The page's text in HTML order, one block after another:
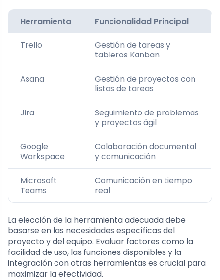
Herramienta Funcionalidad Principal
Trello
Gestión de tareas y
tableros Kanban
Asana
Gestión de proyectos con
listas de tareas
Jira
Seguimiento de problemas
y proyectos ágil
Google
Workspace
Colaboración documental
y comunicación
Microsoft
Teams
Comunicación en tiempo
real
La elección de la herramienta adecuada debe
basarse en las necesidades específicas del
proyecto y del equipo. Evaluar factores como la
facilidad de uso, las funciones disponibles y la
integración con otras herramientas es crucial para
maximizar la efectividad.